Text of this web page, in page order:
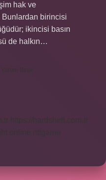
hak ve
birincisi
ikincisi basın
de halkın…
Yorum Bırak
https://hardshell.com.tr
online
nttgame